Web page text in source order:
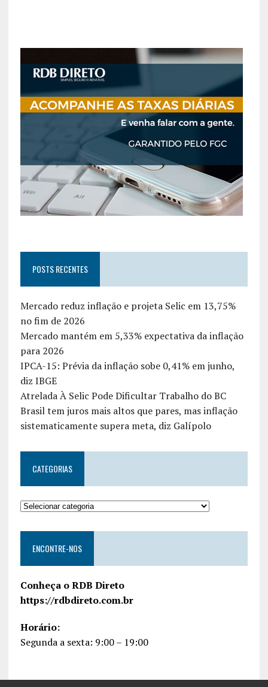
POSTS RECENTES
Mercado reduz inflação e projeta Selic em 13,75%
no fim de 2026
Mercado mantém em 5,33% expectativa da inflação
para 2026
IPCA-15: Prévia da inflação sobe 0,41% em junho,
diz IBGE
Atrelada À Selic Pode Dificultar Trabalho do BC
Brasil tem juros mais altos que pares, mas inflação
sistematicamente supera meta, diz Galípolo
CATEGORIAS
ENCONTRE-NOS
Conheça o RDB Direto
https://rdbdireto.com.br
Horário:
Segunda a sexta: 9:00 – 19:00